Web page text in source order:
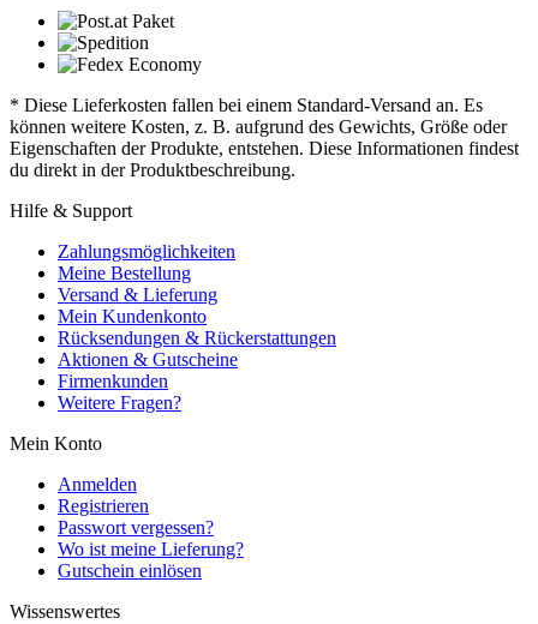
* Diese Lieferkosten fallen bei einem Standard-Versand an. Es
können weitere Kosten, z. B. aufgrund des Gewichts, Größe oder
Eigenschaften der Produkte, entstehen. Diese Informationen findest
du direkt in der Produktbeschreibung.
Hilfe & Support
Zahlungsmöglichkeiten
Meine Bestellung
Versand & Lieferung
Mein Kundenkonto
Rücksendungen & Rückerstattungen
Aktionen & Gutscheine
Firmenkunden
Weitere Fragen?
Mein Konto
Anmelden
Registrieren
Passwort vergessen?
Wo ist meine Lieferung?
Gutschein einlösen
Wissenswertes